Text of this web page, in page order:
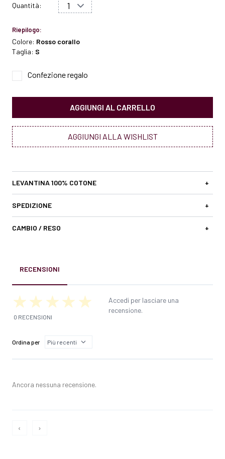
Quantità:
Riepilogo:
Colore: Rosso corallo
Taglia: S
Confezione regalo
AGGIUNGI AL CARRELLO
AGGIUNGI ALLA WISHLIST
LEVANTINA 100% COTONE +
SPEDIZIONE +
CAMBIO / RESO +
RECENSIONI
0 RECENSIONI
Accedi per lasciare una
recensione.
Ordina per
Ancora nessuna recensione.
‹ ›